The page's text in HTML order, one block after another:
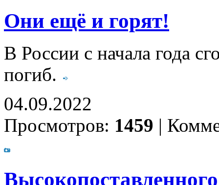
Они ещё и горят!
В России с начала года
погиб.
04.09.2022
Просмотров: 1459 |